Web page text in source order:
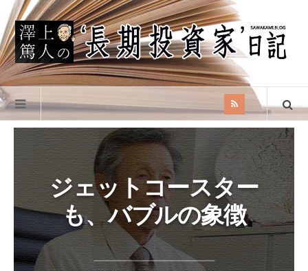
ジェットコースター
も、バブルの象徴